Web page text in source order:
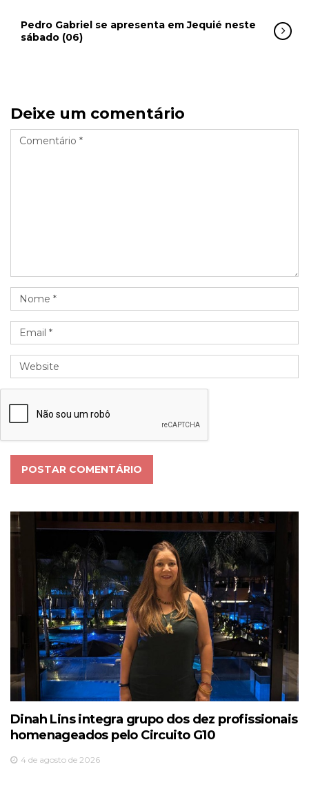
Pedro Gabriel se apresenta em Jequié neste
sábado (06)
Deixe um comentário
POSTAR COMENTÁRIO
Dinah Lins integra grupo dos dez profissionais
homenageados pelo Circuito G10
4 de agosto de 2026